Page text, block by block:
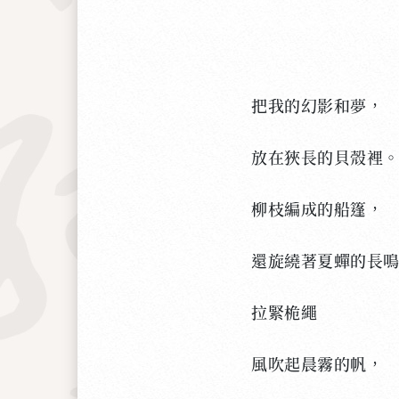
把我的幻影和夢，
放在狹長的貝殼裡。
柳枝編成的船篷，
還旋繞著夏蟬的長
拉緊桅繩
風吹起晨霧的帆，